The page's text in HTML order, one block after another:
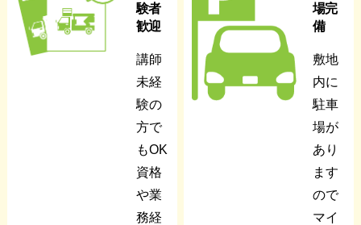
験者
歓迎
講師
未経
験の
方で
もOK
資格
や業
務経
場完
備
敷地
内に
駐車
場が
あり
ます
ので
マイ